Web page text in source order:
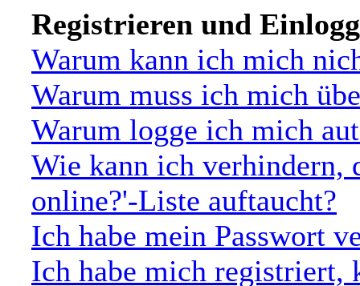
Registrieren und
Warum kann ich mich
Warum muss ich mich
Warum logge ich mich
Wie kann ich verhindern,
online?'-Liste auftaucht?
Ich habe mein Passwort
Ich habe mich registriert,